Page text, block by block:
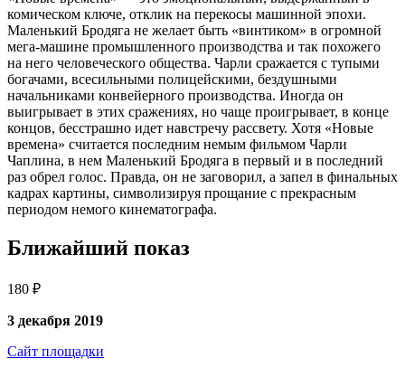
комическом ключе, отклик на перекосы машинной эпохи.
Маленький Бродяга не желает быть «винтиком» в огромной
мега-машине промышленного производства и так похожего
на него человеческого общества. Чарли сражается с тупыми
богачами, всесильными полицейскими, бездушными
начальниками конвейерного производства. Иногда он
выигрывает в этих сражениях, но чаще проигрывает, в конце
концов, бесстрашно идет навстречу рассвету. Хотя «Новые
времена» считается последним немым фильмом Чарли
Чаплина, в нем Маленький Бродяга в первый и в последний
раз обрел голос. Правда, он не заговорил, а запел в финальных
кадрах картины, символизируя прощание с прекрасным
периодом немого кинематографа.
Ближайший показ
180 ₽
3 декабря 2019
Сайт площадки